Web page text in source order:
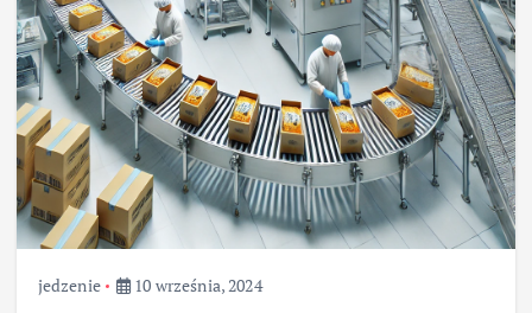
jedzenie 10 września, 2024